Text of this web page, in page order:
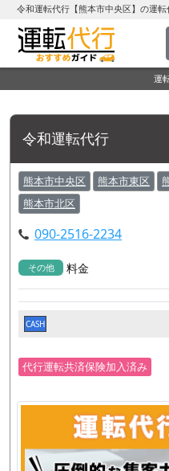
令和運転代行【熊本市中央区】の運
運
令和運転代行
熊本市中央区 熊本市東区
熊本市北区
090-2516-2234
その他 料金
CASH
代行運転共済保険加入済み